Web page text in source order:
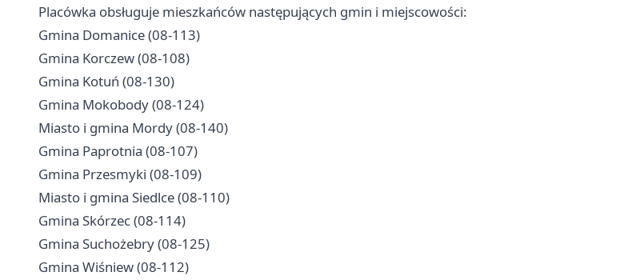
Placówka obsługuje mieszkańców następujących gmin i miejscowości:
Gmina Domanice (08-113)
Gmina Korczew (08-108)
Gmina Kotuń (08-130)
Gmina Mokobody (08-124)
Miasto i gmina Mordy (08-140)
Gmina Paprotnia (08-107)
Gmina Przesmyki (08-109)
Miasto i gmina Siedlce (08-110)
Gmina Skórzec (08-114)
Gmina Suchożebry (08-125)
Gmina Wiśniew (08-112)